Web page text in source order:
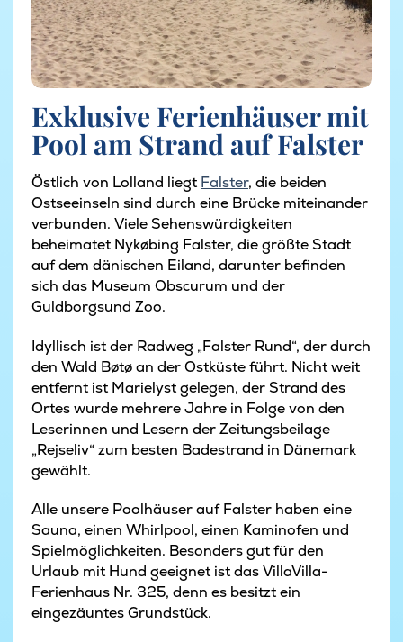
Exklusive Ferienhäuser mit
Pool am Strand auf Falster
Östlich von Lolland liegt Falster, die beiden
Ostseeinseln sind durch eine Brücke miteinander
verbunden. Viele Sehenswürdigkeiten
beheimatet Nykøbing Falster, die größte Stadt
auf dem dänischen Eiland, darunter befinden
sich das Museum Obscurum und der
Guldborgsund Zoo.
Idyllisch ist der Radweg „Falster Rund“, der durch
den Wald Bøtø an der Ostküste führt. Nicht weit
entfernt ist Marielyst gelegen, der Strand des
Ortes wurde mehrere Jahre in Folge von den
Leserinnen und Lesern der Zeitungsbeilage
„Rejseliv“ zum besten Badestrand in Dänemark
gewählt.
Alle unsere Poolhäuser auf Falster haben eine
Sauna, einen Whirlpool, einen Kaminofen und
Spielmöglichkeiten. Besonders gut für den
Urlaub mit Hund geeignet ist das VillaVilla-
Ferienhaus Nr. 325, denn es besitzt ein
eingezäuntes Grundstück.